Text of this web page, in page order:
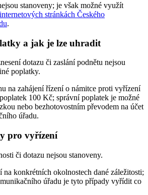
stanoveny; je však možné využít
internetových stránkách Českého
.
a jak je lze uhradit
dotazu či zaslání podnětu nejsou
poplatky.
na zahájení řízení o námitce proti vyřízení
100 Kč; správní poplatek je možné
nebo bezhotovostním převodem na účet
úřadu.
pro vyřízení
či dotazu nejsou stanoveny.
konkrétních okolnostech dané záležitosti;
úřadu je tyto případy vyřídit co